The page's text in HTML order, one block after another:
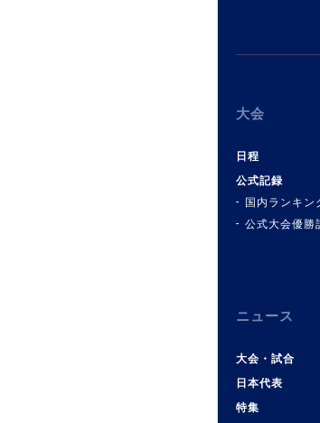
大会
日程
公式記録
国内ランキン
公式大会優勝
ニュース
大会・試合
日本代表
特集